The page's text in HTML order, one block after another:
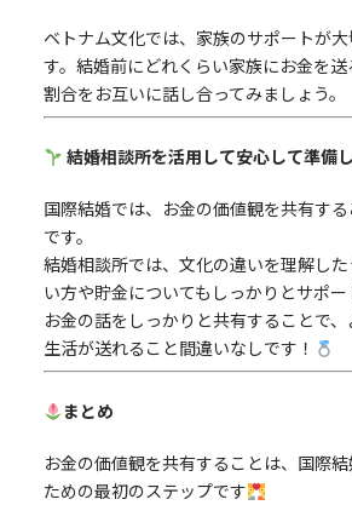
ベトナム文化では、家族のサポートが
す。結婚前にどれくらい家族にお金を
割合をお互いに話し合ってみましょう。
結婚相談所を活用して安心して準備
国際結婚では、お金の価値観を共有す
です。
結婚相談所では、文化の違いを理解し
い方や貯金についてもしっかりとサポ
お金の話をしっかりと共有することで
生活が送れること間違いなしです！
まとめ
お金の価値観を共有することは、国際
ための最初のステップです